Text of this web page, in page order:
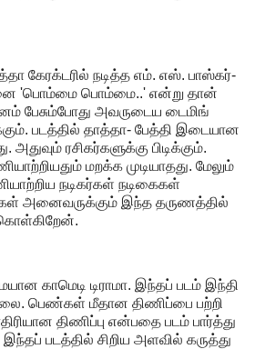
கேரக்டரில் நடித்த எம். எஸ். பாஸ்கர்-
'பொம்மை பொம்மை..' என்று தான்
பேசும்போது அவருடைய டைமிங்
படத்தில் தாத்தா- பேத்தி இடையான
அதுவும் ரசிகர்களுக்கு பிடிக்கும்.
மறக்க முடியாதது. மேலும்
நடிகர்கள் நடிகைகள்
அனைவருக்கும் இந்த தருணத்தில்
காமெடி டிராமா. இந்தப் படம் இந்தி
பெண்கள் மீதான திணிப்பை பற்றி
திணிப்பு என்பதை படம் பார்த்து
படத்தில் சிறிய அளவில் கருத்து